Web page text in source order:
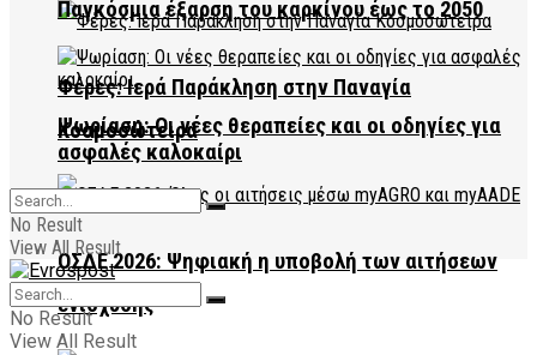
Φέρες: Ιερά Παράκληση στην Παναγία
Κοσμοσώτειρα
ΟΣΔΕ 2026: Ψηφιακή η υποβολή των αιτήσεων
ενίσχυσης
Παγκόσμια έξαρση του καρκίνου έως το 2050
Ψωρίαση: Οι νέες θεραπείες και οι οδηγίες για
ασφαλές καλοκαίρι
No Result
View All Result
No Result
View All Result